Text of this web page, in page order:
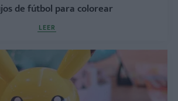
de fútbol para colorear
LEER